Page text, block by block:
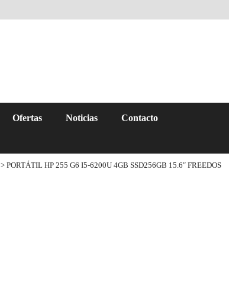
Ofertas Noticias Contacto
> PORTÁTIL HP 255 G6 I5-6200U 4GB SSD256GB 15.6″ FREEDOS